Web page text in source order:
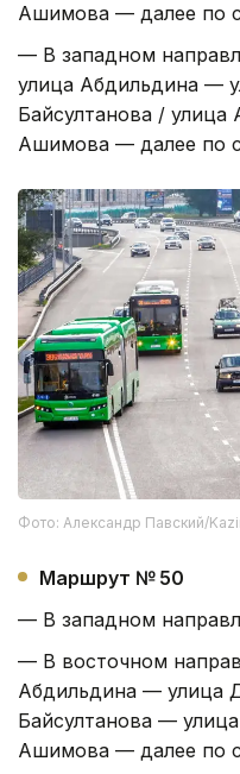
Ашимова — далее по
— В западном
улица Абдильдина —
Байсултанова /
Ашимова — далее по
Фото: Александр Павский/
Маршрут № 50
— В западном
— В восточном
Абдильдина — улица
Байсултанова —
Ашимова — далее по